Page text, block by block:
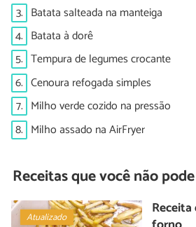
3. Batata salteada na manteiga
4. Batata à dorê
5. Tempura de legumes crocante
6. Cenoura refogada simples
7. Milho verde cozido na pressão
8. Milho assado na AirFryer
Receitas que você não
Atualizado